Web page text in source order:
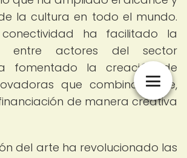
la cultura en todo el mundo.
ha facilitado la
entre actores del sector
fomentado la creación de
que combinan arte,
de manera creativa
del arte ha revolucionado las